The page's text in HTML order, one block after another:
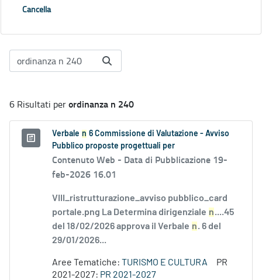
Cancella
6 Risultati perordinanza n 240
Verbale n 6 Commissione di Valutazione - Avviso
Pubblico proposte progettuali per
Contenuto Web - Data di Pubblicazione 19-
feb-2026 16.01
VIII_ristrutturazione_avviso pubblico_card
portale.png La Determina dirigenziale n....45
del 18/02/2026 approva il Verbale n. 6 del
29/01/2026...
Aree Tematiche: TURISMO E CULTURA
PR
2021-2027: PR 2021-2027